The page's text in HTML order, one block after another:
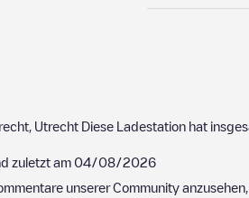
Utrecht Diese Ladestation hat
zuletzt am 04/08/2026
unserer Community